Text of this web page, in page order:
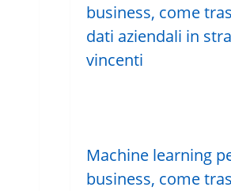
Machine learning
business, come